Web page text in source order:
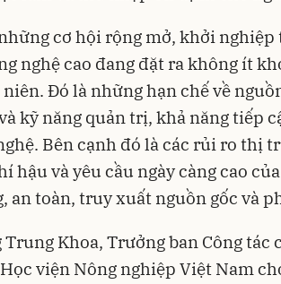
cơ hội rộng mở, khởi
nghệ cao đang đặt ra không ít
Đó là những hạn chế về
kỹ năng quản trị, khả năng tiếp
Bên cạnh đó là các rủi ro thị
hậu và yêu cầu ngày càng cao
an toàn, truy xuất nguồn gốc và
Trung Khoa, Trưởng ban Công tác
viện Nông nghiệp Việt Nam